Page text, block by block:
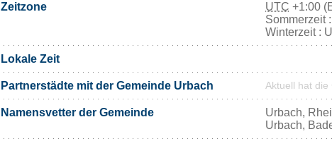
Zeitzone UTC +1:00
Sommerzeit
Winterzeit :
Lokale Zeit
Partnerstädte mit der Gemeinde Urbach Aktuell hat die
Namensvetter der Gemeinde
Urbach,
Urbach,